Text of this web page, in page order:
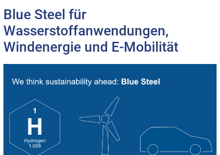
Blue Steel für
Wasserstoffanwendungen,
Windenergie und E-Mobilität